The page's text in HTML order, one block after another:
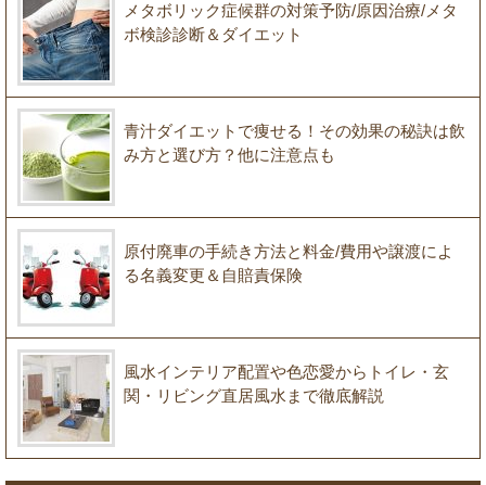
メタボリック症候群の対策予防/原因治療/メタ
ボ検診診断＆ダイエット
青汁ダイエットで痩せる！その効果の秘訣は飲
み方と選び方？他に注意点も
原付廃車の手続き方法と料金/費用や譲渡によ
る名義変更＆自賠責保険
風水インテリア配置や色恋愛からトイレ・玄
関・リビング直居風水まで徹底解説